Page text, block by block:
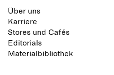
Über uns
Karriere
Stores und Cafés
Editorials
Materialbibliothek